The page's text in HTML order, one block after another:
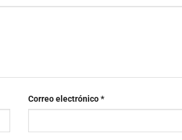
Correo electrónico*